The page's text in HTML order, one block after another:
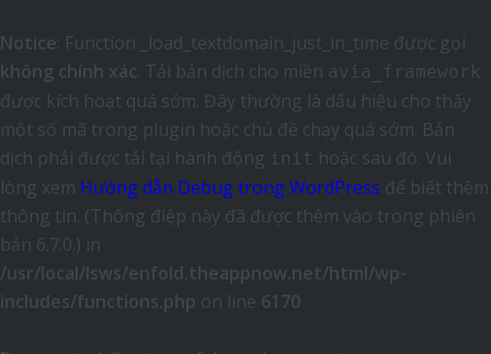
Notice: Function _load_textdomain_just_in_time được gọi
không chính xác. Tải bản dịch cho miền avia_framework
được kích hoạt quá sớm. Đây thường là dấu hiệu cho thấy
một số mã trong plugin hoặc chủ đề chạy quá sớm. Bản
dịch phải được tải tại hành động init hoặc sau đó. Vui
lòng xem Hướng dẫn Debug trong WordPress để biết thêm
thông tin. (Thông điệp này đã được thêm vào trong phiên
bản 6.7.0.) in
/usr/local/lsws/enfold.theappnow.net/html/wp-
includes/functions.php on line 6170